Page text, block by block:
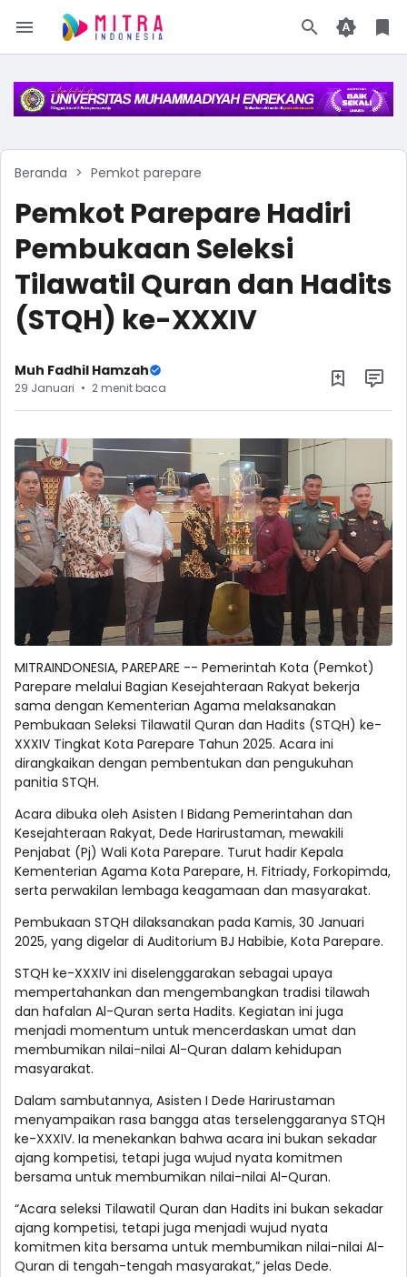
Beranda Pemkot parepare
Pemkot Parepare Hadiri
Pembukaan Seleksi
Tilawatil Quran dan Hadits
(STQH) ke-XXXIV
Muh Fadhil Hamzah
29 Januari 2 menit baca
MITRAINDONESIA, PAREPARE -- Pemerintah Kota (Pemkot)
Parepare melalui Bagian Kesejahteraan Rakyat bekerja
sama dengan Kementerian Agama melaksanakan
Pembukaan Seleksi Tilawatil Quran dan Hadits (STQH) ke-
XXXIV Tingkat Kota Parepare Tahun 2025. Acara ini
dirangkaikan dengan pembentukan dan pengukuhan
panitia STQH.
Acara dibuka oleh Asisten I Bidang Pemerintahan dan
Kesejahteraan Rakyat, Dede Harirustaman, mewakili
Penjabat (Pj) Wali Kota Parepare. Turut hadir Kepala
Kementerian Agama Kota Parepare, H. Fitriady, Forkopimda,
serta perwakilan lembaga keagamaan dan masyarakat.
Pembukaan STQH dilaksanakan pada Kamis, 30 Januari
2025, yang digelar di Auditorium BJ Habibie, Kota Parepare.
STQH ke-XXXIV ini diselenggarakan sebagai upaya
mempertahankan dan mengembangkan tradisi tilawah
dan hafalan Al-Quran serta Hadits. Kegiatan ini juga
menjadi momentum untuk mencerdaskan umat dan
membumikan nilai-nilai Al-Quran dalam kehidupan
masyarakat.
Dalam sambutannya, Asisten I Dede Harirustaman
menyampaikan rasa bangga atas terselenggaranya STQH
ke-XXXIV. Ia menekankan bahwa acara ini bukan sekadar
ajang kompetisi, tetapi juga wujud nyata komitmen
bersama untuk membumikan nilai-nilai Al-Quran.
“Acara seleksi Tilawatil Quran dan Hadits ini bukan sekadar
ajang kompetisi, tetapi juga menjadi wujud nyata
komitmen kita bersama untuk membumikan nilai-nilai Al-
Quran di tengah-tengah masyarakat,” jelas Dede.